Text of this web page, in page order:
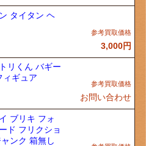
タイタン ヘ
3,000円
リくん バギー
ィギュア
お問い合わせ
ブリキ フォ
ド フリクショ
ンク 箱無し